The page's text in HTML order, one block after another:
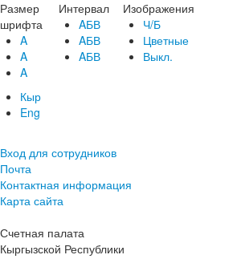
Размер
шрифта
A
A
A
Интервал
AБВ
AБВ
AБВ
Изображения
Ч/Б
Цветные
Выкл.
Кыр
Eng
Вход для сотрудников
Почта
Контактная информация
Карта сайта
Счетная палата
Кыргызской Республики